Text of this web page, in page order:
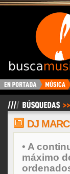
BuscaMusica.es
DJ
• A
máximo